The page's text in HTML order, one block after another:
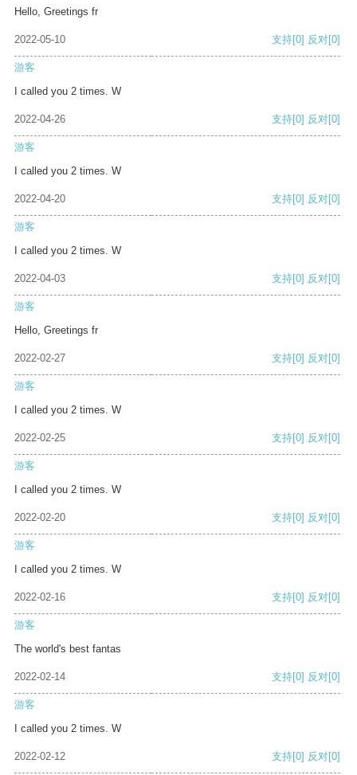
Hello, Greetings fr
2022-05-10 支持[0] 反对[0]
游客
I called you 2 times. W
2022-04-26 支持[0] 反对[0]
游客
I called you 2 times. W
2022-04-20 支持[0] 反对[0]
游客
I called you 2 times. W
2022-04-03 支持[0] 反对[0]
游客
Hello, Greetings fr
2022-02-27 支持[0] 反对[0]
游客
I called you 2 times. W
2022-02-25 支持[0] 反对[0]
游客
I called you 2 times. W
2022-02-20 支持[0] 反对[0]
游客
I called you 2 times. W
2022-02-16 支持[0] 反对[0]
游客
The world's best fantas
2022-02-14 支持[0] 反对[0]
游客
I called you 2 times. W
2022-02-12 支持[0] 反对[0]